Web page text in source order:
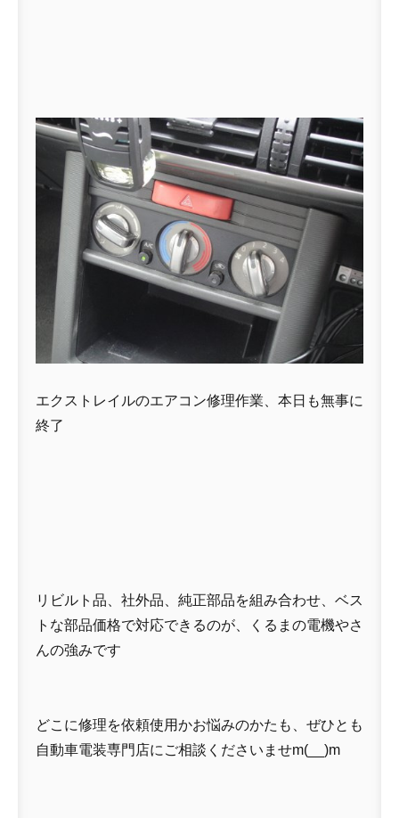
エクストレイルのエアコン修理作業、本日も無事に
終了
リビルト品、社外品、純正部品を組み合わせ、ベス
トな部品価格で対応できるのが、くるまの電機やさ
んの強みです
どこに修理を依頼使用かお悩みのかたも、ぜひとも
自動車電装専門店にご相談くださいませm(__)m